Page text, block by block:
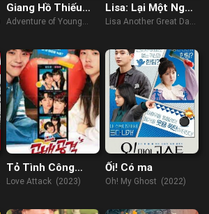
Giang Hồ Thiếu
Niên Quyết
Adventure of Young
Lisa: Lại Một Ngày
Tuyệt Vời
Lisa Another Great Day
Tỏ Tình Công
Lược
Love Attack (2023)
Ối! Có ma
Oh! My Ghost (2022)